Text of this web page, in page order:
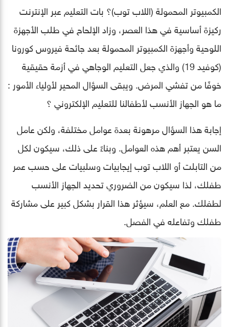
الكمبيوتر المحمولة (اللاب توب)؟ بات التعليم عبر الإنترنت
ركيزة أساسية في هذا العصر، وزاد الإلحاح في طلب الأجهزة
اللوحية وأجهزة الكمبيوتر المحمولة بعد جائحة فيروس كورونا
(كوفيد 19) والذي جعل التعليم الوجاهي في أزمة حقيقية
خوفًا من تفشي المرض. ويبقى السؤال المحير لأولياء الأمور :
ما هو الجهاز الأنسب لأطفالنا للتعليم الإلكتروني ؟
إجابة هذا السؤال مرهونة بعدة عوامل مختلفة، ولكن عامل
السن يعتبر أهم هذه العوامل. وبناءً على ذلك، سيكون لكل
من التابلت أو اللاب توب إيجابيات وسلبيات على حسب عمر
طفلك، لذا سيكون من الضروري تحديد الجهاز الأنسب
لطفلك. مع العلم، سيؤثر هذا القرار بشكل كبير على مشاركة
طفلك وتفاعله في الفصل.